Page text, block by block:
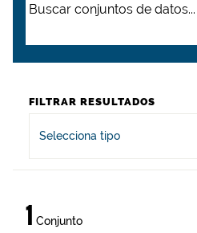
FILTRAR RESULTADOS
Selecciona tipo
1 Conjunto